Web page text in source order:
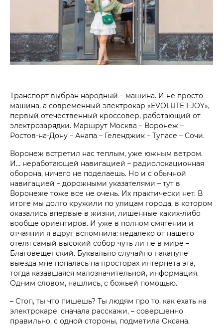
Транспорт выбран народный – машина. И не просто
машина, а современный электрокар «EVOLUTE I-JOY»,
первый отечественный кроссовер, работающий от
электрозарядки. Маршрут Москва – Воронеж –
Ростов-на-Дону – Анапа – Геленджик – Тупасе – Сочи.
Воронеж встретил нас теплым, уже южным ветром.
И… неработающей навигацией – радиолокационная
оборона, ничего не поделаешь. Но и с обычной
навигацией – дорожными указателями – тут в
Воронеже тоже все не очень. Их практически нет. В
итоге мы долго кружили по улицам города, в котором
оказались впервые в жизни, лишенные каких-либо
вообще ориентиров. И уже в полном смятении и
отчаянии я вдруг вспомнила: недалеко от нашего
отеля самый высокий собор чуть ли не в мире –
Благовещенский. Буквально случайно накануне
выезда мне попалась на просторах интернета эта,
тогда казавшаяся малозначительной, информация.
Одним словом, нашлись, с божьей помощью.
– Стоп, ты что пишешь? Ты людям про то, как ехать на
электрокаре, сначала расскажи, – совершенно
правильно, с одной стороны, подметила Оксана.